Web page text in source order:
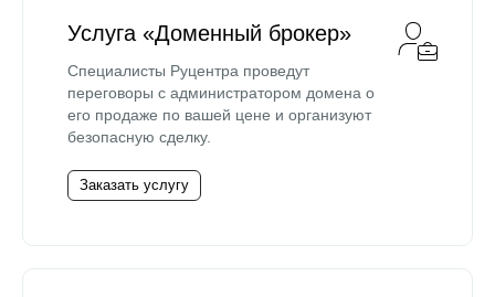
Услуга «Доменный брокер»
Специалисты Руцентра проведут
переговоры с администратором домена о
его продаже по вашей цене и организуют
безопасную сделку.
Заказать услугу